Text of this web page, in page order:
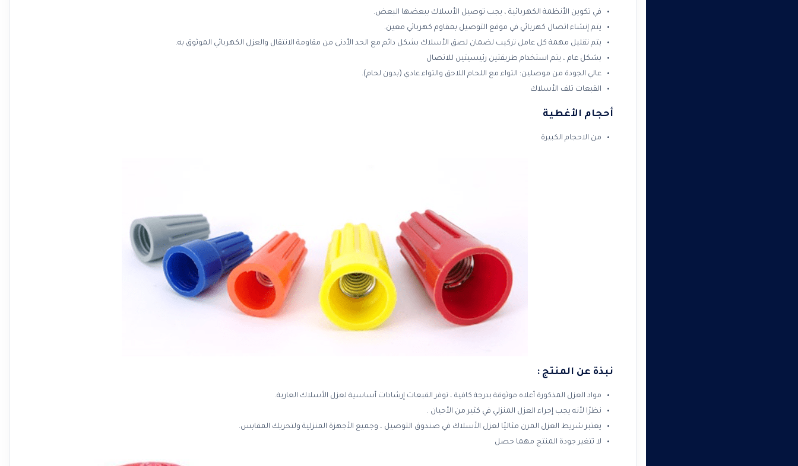
في تكوين الأنظمة الكهربائية ، يجب توصيل الأسلاك ببعضها البعض.
يتم إنشاء اتصال كهربائي في موقع التوصيل بمقاوم كهربائي معين.
يتم تقليل مهمة كل عامل تركيب لضمان لصق الأسلاك بشكل دائم مع الحد الأدنى من مقاومة الانتقال والعزل الكهربائي الموثوق به.
بشكل عام ، يتم استخدام طريقتين رئيسيتين للاتصال
عالي الجودة من موصلين: التواء مع اللحام اللاحق والتواء عادي (بدون لحام).
القبعات تلف الأسلاك
أحجام الأغطية
من الاحجام الكبيرة
نبذة عن المنتج :
مواد العزل المذكورة أعلاه موثوقة بدرجة كافية ، توفر القبعات إرشادات أساسية لعزل الأسلاك العارية.
نظرًا لأنه يجب إجراء العزل المنزلي في كثير من الأحيان .
يعتبر شريط العزل المرن مثاليًا لعزل الأسلاك في صندوق التوصيل ، وجميع الأجهزة المنزلية ولتحريك المقابس.
لا تتغير جودة المنتج مهما حصل